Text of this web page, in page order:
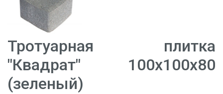
Тротуарная плитка
"Квадрат" 100х100х80
(зеленый)